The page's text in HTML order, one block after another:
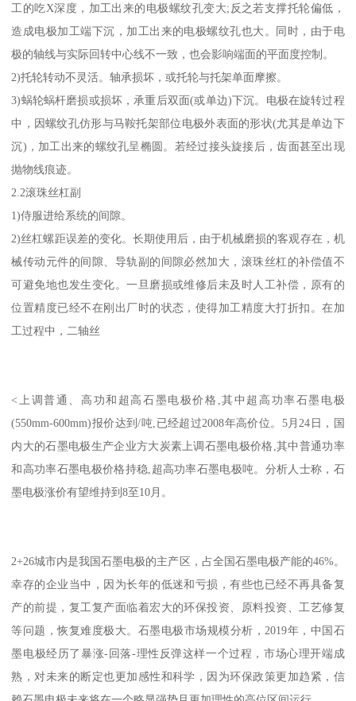
工的吃X深度，加工出来的电极螺纹孔变大;反之若支撑托轮偏低，
造成电极加工端下沉，加工出来的电极螺纹孔也大。同时，由于电
极的轴线与实际回转中心线不一致，也会影响端面的平面度控制。
2)托轮转动不灵活。轴承损坏，或托轮与托架单面摩擦。
3)蜗轮蜗杆磨损或损坏，承重后双面(或单边)下沉。电极在旋转过程
中，因螺纹孔仿形与马鞍托架部位电极外表面的形状(尤其是单边下
沉)，加工出来的螺纹孔呈椭圆。若经过接头旋接后，齿面甚至出现
抛物线痕迹。
2.2滚珠丝杠副
1)侍服进给系统的间隙。
2)丝杠螺距误差的变化。长期使用后，由于机械磨损的客观存在，机
械传动元件的间隙、导轨副的间隙必然加大，滚珠丝杠的补偿值不
可避免地也发生变化。一旦磨损或维修后未及时人工补偿，原有的
位置精度已经不在刚出厂时的状态，使得加工精度大打折扣。在加
工过程中，二轴丝
<上调普通、高功和超高石墨电极价格,其中超高功率石墨电极
(550mm-600mm)报价达到/吨,已经超过2008年高价位。5月24日，国
内大的石墨电极生产企业方大炭素上调石墨电极价格,其中普通功率
和高功率石墨电极价格持稳,超高功率石墨电极吨。分析人士称，石
墨电极涨价有望维持到8至10月。
2+26城市内是我国石墨电极的主产区，占全国石墨电极产能的46%。
幸存的企业当中，因为长年的低迷和亏损，有些也已经不再具备复
产的前提，复工复产面临着宏大的环保投资、原料投资、工艺修复
等问题，恢复难度极大。石墨电极市场规模分析，2019年，中国石
墨电极经历了暴涨-回落-理性反弹这样一个过程，市场心理开端成
熟，对未来的断定也更加感性和科学，因为环保政策更加趋紧，信